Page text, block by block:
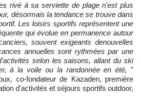
rivé à sa serviette de plage n'est plus
désormais la tendance se trouve dans
Les loisirs sportifs représentent une
qui évolue en permanence autour
souvent exigeants denouvelles
annuelles sont rythmées par une
selon les saisons, allant du ski
à la voile ou la randonnée en été, "
co-fondateur de Kazaden, première
d'activités et séjours sportifs outdoor,